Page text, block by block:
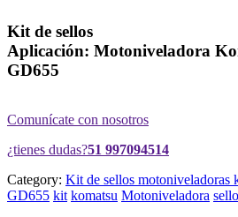
Kit de sellos
Aplicación: Motoniveladora
GD655
Comunícate con nosotros
¿tienes dudas?51 997094514
Category: Kit de sellos motoniveladoras
GD655 kit komatsu Motoniveladora